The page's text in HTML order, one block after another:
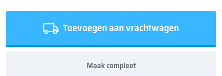
Toevoegen aan vrachtwagen
Maak compleet